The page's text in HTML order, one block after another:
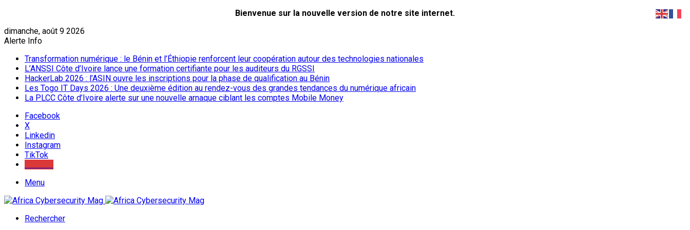
Bienvenue sur la nouvelle version de notre site internet.
dimanche, août 9 2026
Alerte Info
Transformation numérique : le Bénin et l’Éthiopie renforcent leur coopération autour des technologies nationales
L’ANSSI Côte d’Ivoire lance une formation certifiante pour les auditeurs du RGSSI
HackerLab 2026 : l’ASIN ouvre les inscriptions pour la phase de qualification au Bénin
Les Togo IT Days 2026 : Une deuxième édition au rendez-vous des grandes tendances du numérique africain
La PLCC Côte d’Ivoire alerte sur une nouvelle arnaque ciblant les comptes Mobile Money
Facebook
X
Linkedin
Instagram
TikTok
Menu
Rechercher